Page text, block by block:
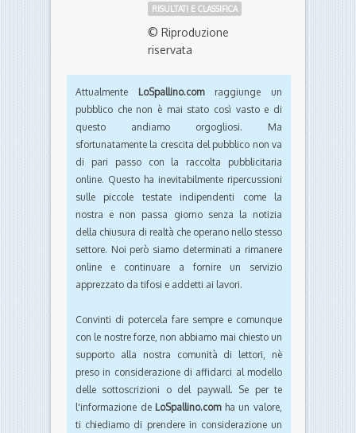
RISULTATI E CLASSIFICA
© Riproduzione
riservata
Attualmente LoSpallino.comraggiunge un
pubblico che non è mai stato così vasto e di
questo andiamo orgogliosi. Ma
sfortunatamente la crescita del pubblico non va
di pari passo con la raccolta pubblicitaria
online. Questo ha inevitabilmente ripercussioni
sulle piccole testate indipendenti come la
nostra e non passa giorno senza la notizia
della chiusura di realtà che operano nello stesso
settore. Noi però siamo determinati a rimanere
online e continuare a fornire un servizio
apprezzato da tifosi e addetti ai lavori.
Convinti di potercela fare sempre e comunque
con le nostre forze, non abbiamo mai chiesto un
supporto alla nostra comunità di lettori, nè
preso in considerazione di affidarci al modello
delle sottoscrizioni o del paywall. Se per te
l'informazione de LoSpallino.comha un valore,
ti chiediamo di prendere in considerazione un